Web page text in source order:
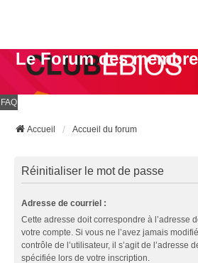
Le Forum des
FAQ
Accueil Accueil du forum
Réinitialiser le mot de passe
Adresse de courriel :
Cette adresse doit correspondre à l’adresse
votre compte. Si vous ne l’avez jamais
contrôle de l’utilisateur, il s’agit de l’adresse
spécifiée lors de votre inscription.